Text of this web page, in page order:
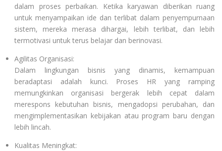
dalam proses perbaikan. Ketika karyawan diberikan ruang
untuk menyampaikan ide dan terlibat dalam penyempurnaan
sistem, mereka merasa dihargai, lebih terlibat, dan lebih
termotivasi untuk terus belajar dan berinovasi.
Agilitas Organisasi:
Dalam lingkungan bisnis yang dinamis, kemampuan
beradaptasi adalah kunci. Proses HR yang ramping
memungkinkan organisasi bergerak lebih cepat dalam
merespons kebutuhan bisnis, mengadopsi perubahan, dan
mengimplementasikan kebijakan atau program baru dengan
lebih lincah.
Kualitas Meningkat: